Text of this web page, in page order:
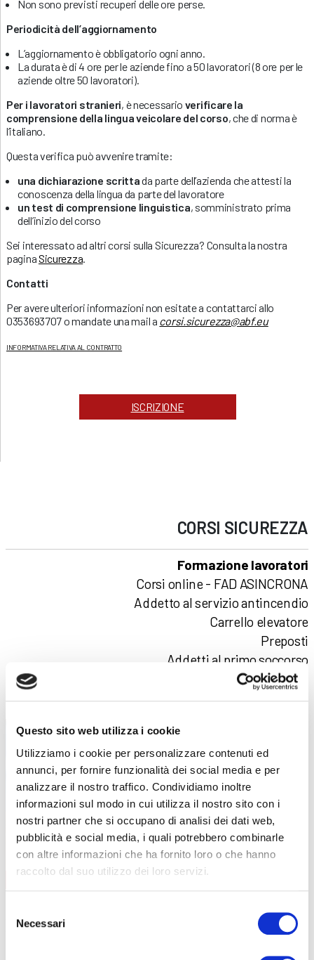
Questo sito web utilizza i cookie
Utilizziamo i cookie per personalizzare contenuti ed
annunci, per fornire funzionalità dei social media e per
analizzare il nostro traffico. Condividiamo inoltre
informazioni sul modo in cui utilizza il nostro sito con i
nostri partner che si occupano di analisi dei dati web,
pubblicità e social media, i quali potrebbero combinarle
con altre informazioni che ha fornito loro o che hanno
raccolto dal suo utilizzo dei loro servizi.
delNecessari
Non sono previsti recuperi delle ore perse.
Periodicità dell’aggiornamento
L’aggiornamento è obbligatorio ogni anno.
La durata è di 4 ore per le aziende fino a 50 lavoratori (8 ore per le
aziende oltre 50 lavoratori).
Per i lavoratori stranieri, è necessario verificare la
comprensione della lingua veicolare del corso, che di norma è
l’italiano.
Questa verifica può avvenire tramite:
una dichiarazione scrittada parte dell’azienda che attesti la
conoscenza della lingua da parte del lavoratore
un test di comprensione linguistica, somministrato prima
dell’inizio del corso
Sei interessato ad altri corsi sulla Sicurezza? Consulta la nostra
paginaSicurezza
Contatti
Per avere ulteriori informazioni non esitate a contattarci allo
0353693707 o mandate una mail a corsi.sicurezza@abf.eu
INFORMATIVA RELATIVA AL CONTRATTO
ISCRIZIONE
CORSI SICUREZZA
Corsi online - FAD ASINCRONA
Formazione lavoratori
Addetto al servizio antincendio
Carrello elevatore
Preposti
Addetti al primo soccorso
RLS
FORMAZIONE LAVORATORI
AGGIORNAMENTO
CONTENUTI CORSO
durata
sede